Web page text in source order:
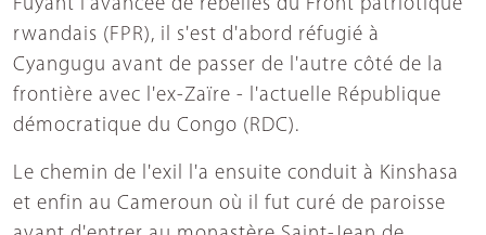
Fuyant l'avancée de rebelles du Front patriotique
rwandais (FPR), il s'est d'abord réfugié à
Cyangugu avant de passer de l'autre côté de la
frontière avec l'ex-Zaïre - l'actuelle République
démocratique du Congo (RDC).
Le chemin de l'exil l'a ensuite conduit à Kinshasa
et enfin au Cameroun où il fut curé de paroisse